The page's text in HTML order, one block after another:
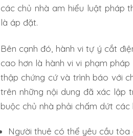
các chủ nhà am hiểu luật pháp
là áp đặt.
Bên cạnh đó, hành vi tự ý cắt
cao hơn là hành vi vi phạm
thập chứng cứ và trình báo với
trên những nội dung đã xác lập
buộc chủ nhà phải chấm dứt các
Người thuê có thể yêu cầu tòa